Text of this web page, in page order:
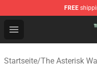
FREE
Open menu
The Asterisk War
Startseite/The Asterisk